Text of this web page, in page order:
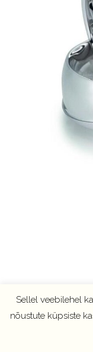
Sellel veebilehel
nõustute küpsiste